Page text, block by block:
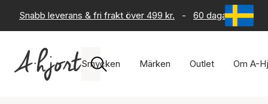
Snabb leverans & fri frakt över 499 kr. - 60 dagars
Smycken Märken Outlet Om A-